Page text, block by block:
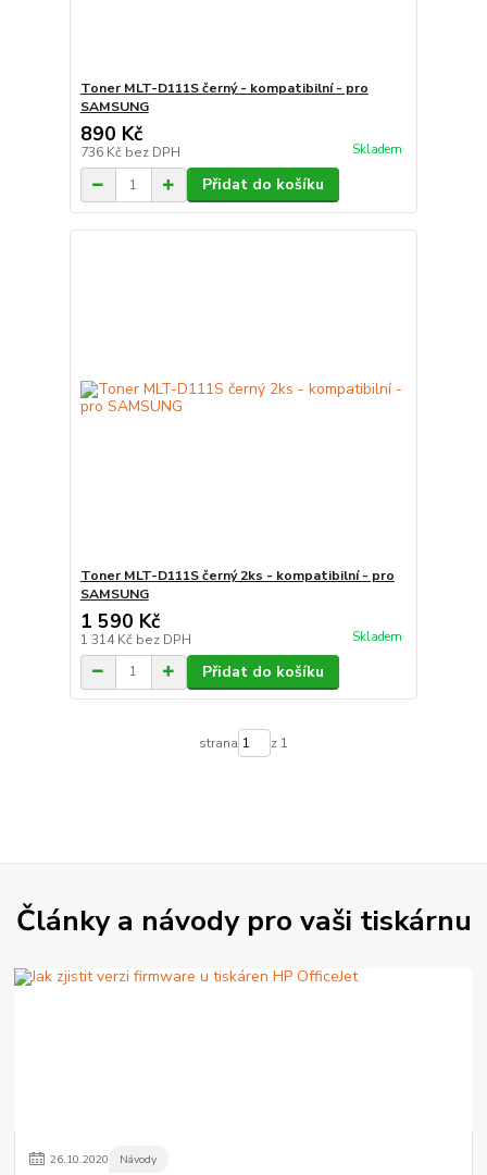
Toner MLT-D111S černý - kompatibilní - pro
SAMSUNG
890 Kč
736 Kč bez DPH Skladem
Přidat do košíku
Toner MLT-D111S černý 2ks - kompatibilní - pro
SAMSUNG
1 590 Kč
1 314 Kč bez DPH Skladem
Přidat do košíku
strana z 1
Články a návody pro vaši tiskárnu
26.10.2020 Návody